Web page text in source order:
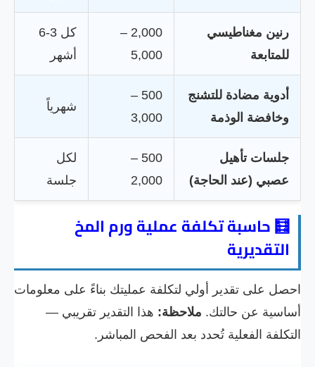
رنين مغناطيسي
للمتابعة
2,000 –
5,000
كل 3-6
أشهر
أدوية مضادة للتشنج
وخافضة الوذمة
500 –
3,000
شهرياً
جلسات تأهيل
عصبي (عند الحاجة)
500 –
2,000
لكل
جلسة
🧮 حاسبة تكلفة عملية ورم المخ
التقديرية
احصل على تقدير أولي لتكلفة عمليتك بناءً على معلومات
أساسية عن حالتك. ملاحظة: هذا التقدير تقريبي —
التكلفة الفعلية تُحدد بعد الفحص المباشر.